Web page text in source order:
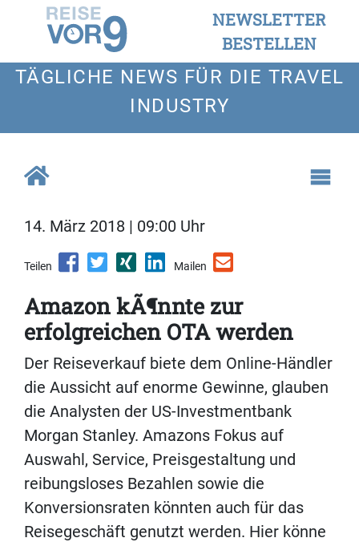
NEWSLETTER
BESTELLEN
TÄGLICHE NEWS FÜR DIE TRAVEL
INDUSTRY
14. März 2018 | 09:00 Uhr
Teilen Mailen
Amazon kÃ¶nnte zur
erfolgreichen OTA werden
Der Reiseverkauf biete dem Online-Händler
die Aussicht auf enorme Gewinne, glauben
die Analysten der US-Investmentbank
Morgan Stanley. Amazons Fokus auf
Auswahl, Service, Preisgestaltung und
reibungsloses Bezahlen sowie die
Konversionsraten könnten auch für das
Reisegeschäft genutzt werden. Hier könne